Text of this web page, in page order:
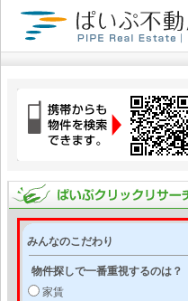
みんなのこだわり
物件探しで一番重視するのは？
家賃